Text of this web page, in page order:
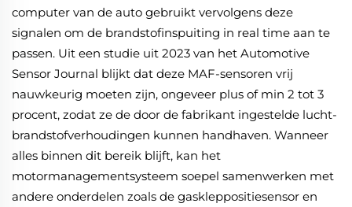
computer van de auto gebruikt vervolgens deze
signalen om de brandstofinspuiting in real time aan te
passen. Uit een studie uit 2023 van het Automotive
Sensor Journal blijkt dat deze MAF-sensoren vrij
nauwkeurig moeten zijn, ongeveer plus of min 2 tot 3
procent, zodat ze de door de fabrikant ingestelde lucht-
brandstofverhoudingen kunnen handhaven. Wanneer
alles binnen dit bereik blijft, kan het
motormanagementsysteem soepel samenwerken met
andere onderdelen zoals de gaskleppositiesensor en